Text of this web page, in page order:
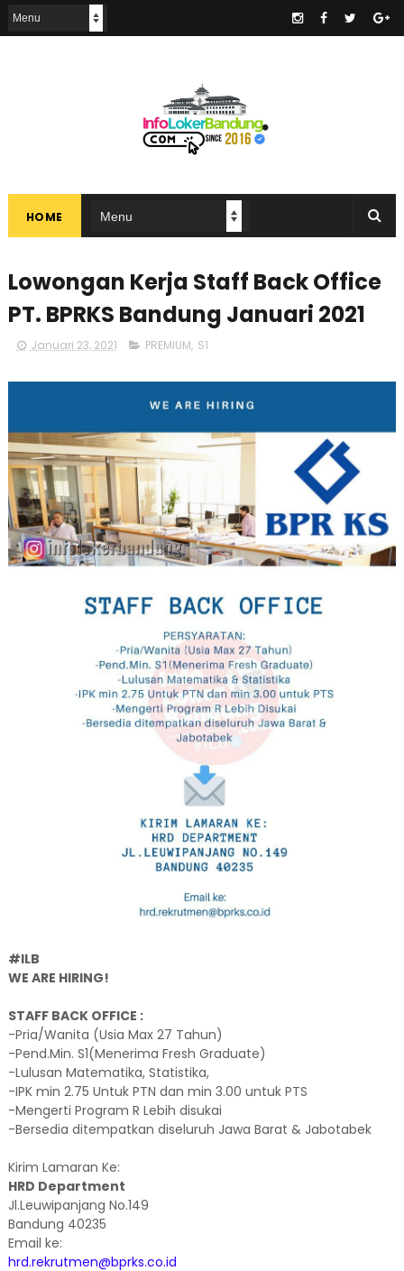
HOME
Lowongan Kerja Staff Back Office
PT. BPRKS Bandung Januari 2021
Januari 23, 2021 PREMIUM, S1
#ILB
WE ARE HIRING!
STAFF BACK OFFICE :
-Pria/Wanita (Usia Max 27 Tahun)
-Pend.Min. S1(Menerima Fresh Graduate)
-Lulusan Matematika, Statistika,
-IPK min 2.75 Untuk PTN dan min 3.00 untuk PTS
-Mengerti Program R Lebih disukai
-Bersedia ditempatkan diseluruh Jawa Barat & Jabotabek
Kirim Lamaran Ke:
HRD Department
Jl.Leuwipanjang No.149
Bandung 40235
Email ke:
hrd.rekrutmen@bprks.co.id